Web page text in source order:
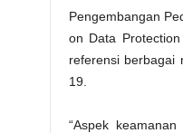
Pengembangan
on Data
referensi berbagai
19.
“Aspek